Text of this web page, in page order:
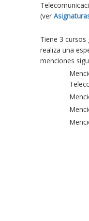
(ver
Tiene 3 cursos
realiza una
menciones